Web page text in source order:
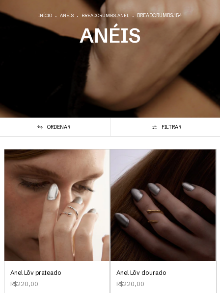
INÍCIO . ANÉIS . BREADCRUMBS.ANEL . BREADCRUMBS.154
ANÉIS
ORDENAR FILTRAR
Anel Lôv prateado
R$220,00
Anel Lôv dourado
R$220,00